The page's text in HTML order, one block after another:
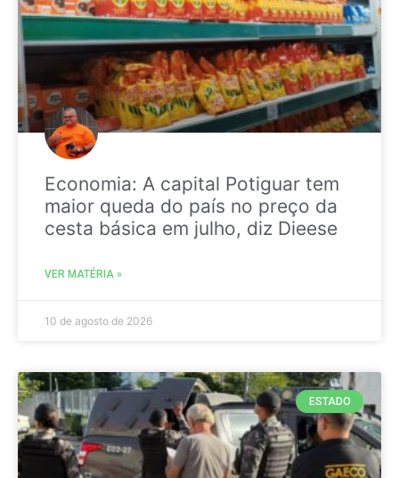
Economia: A capital Potiguar tem
maior queda do país no preço da
cesta básica em julho, diz Dieese
VER MATÉRIA »
10 de agosto de 2026
ESTADO